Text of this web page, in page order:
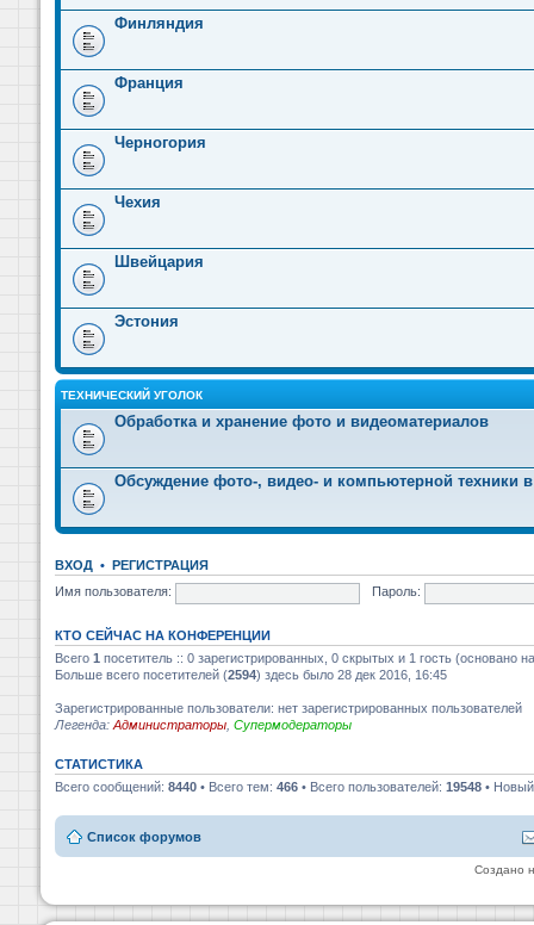
Финляндия
Франция
Черногория
Чехия
Швейцария
Эстония
ТЕХНИЧЕСКИЙ УГОЛОК
Обработка и хранение фото и видеоматериалов
Обсуждение фото-, видео- и компьютерной техники в
ВХОД • РЕГИСТРАЦИЯ
Имя пользователя:
Пароль:
КТО СЕЙЧАС НА КОНФЕРЕНЦИИ
Всего 1 посетитель :: 0 зарегистрированных, 0 скрытых и 1 гость (основано
Больше всего посетителей (2594) здесь было 28 дек 2016, 16:45
Зарегистрированные пользователи: нет зарегистрированных пользователей
Легенда: Администраторы Супермодераторы
СТАТИСТИКА
Всего сообщений: 8440 • Всего тем: 466 • Всего пользователей: 19548 •
Список форумов
Создано